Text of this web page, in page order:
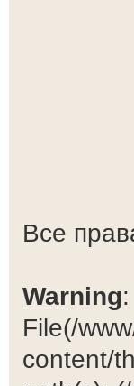
Все
Warning
File(/
content/